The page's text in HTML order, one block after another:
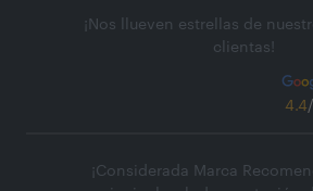
¡Nos llueven estrellas de
clientas!
4.4
¡Considerada Marca